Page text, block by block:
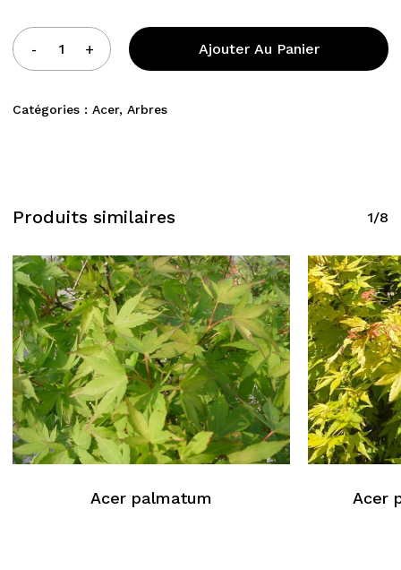
Ajouter Au Panier
Catégories : Acer, Arbres
Produits similaires 1/8
Acer palmatum Acer